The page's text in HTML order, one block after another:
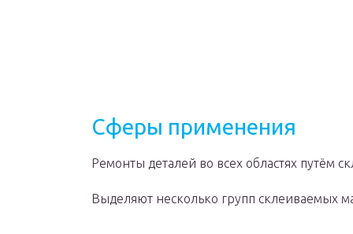
Сферы применения
Ремонты деталей во всех областях путём
Выделяют несколько групп склеиваемых